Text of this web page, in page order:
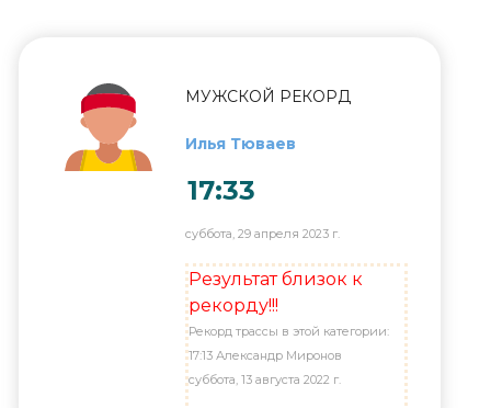
МУЖСКОЙ РЕКОРД
Илья Тюваев
17:33
суббота, 29 апреля 2023 г.
Результат близок к
рекорду!!!
Рекорд трассы в этой категории:
17:13 Александр Миронов
суббота, 13 августа 2022 г.